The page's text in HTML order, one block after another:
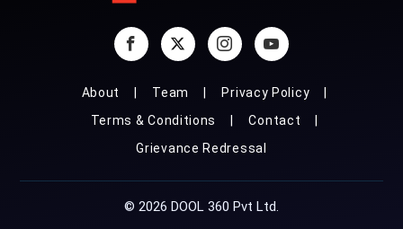
About Team
Privacy Policy
Terms & Conditions
Contact
Grievance Redressal
© 2026 DOOL 360 Pvt Ltd.